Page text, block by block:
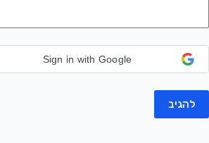
Sign in with Google
להגיב